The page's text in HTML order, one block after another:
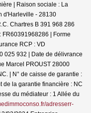
| Raison sociale : La
d'Harleville - 28130
Chartres B 391 968 286
FR60391968286 | Forme
RCP : VD
025 932 | Date de délivrance
Marcel PROUST 28000
| N° de caisse de garantie :
de la garantie financière : NC
du médiateur : 1 Allée du
adresserr-